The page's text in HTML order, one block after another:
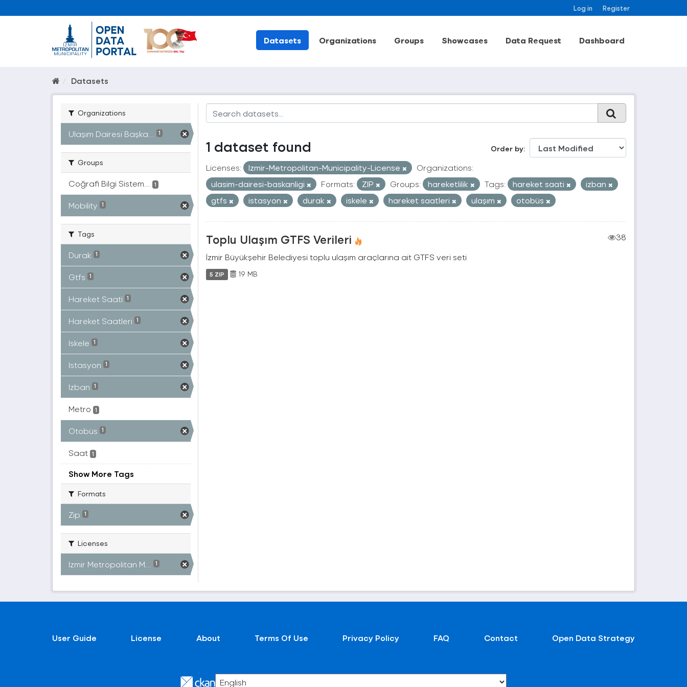
Log in Register
Datasets Organizations Groups Showcases Data Request Dashboard
Datasets
Organizations
Ulaşım Dairesi Başka... 1
Groups
Coğrafi Bilgi Sistem... 1
Mobility 1
Tags
Durak 1
Gtfs 1
Hareket Saati 1
Hareket Saatleri 1
Iskele 1
Istasyon 1
Izban 1
Metro 1
Otobüs 1
Saat 1
Show More Tags
Formats
Zip 1
Licenses
Izmir Metropolitan M... 1
Order by
1 dataset found
Licenses: Izmir-Metropolitan-Municipality-License
Organizations:
ulasim-dairesi-baskanligi
Formats: ZIP Groups: hareketlilik Tags: hareket saati
izban
gtfs
istasyon durak iskele hareket saatleri ulaşım otobüs
Toplu Ulaşım GTFS Verileri
38
İzmir Büyükşehir Belediyesi toplu ulaşım araçlarına ait GTFS veri seti
5 ZIP 19 MB
User Guide License About Terms Of Use Privacy Policy FAQ Contact Open Data Strategy